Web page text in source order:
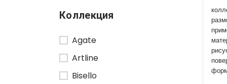
Mirage
Mutina
Pamesa
Коллекция
Agate
Artline
Bisello